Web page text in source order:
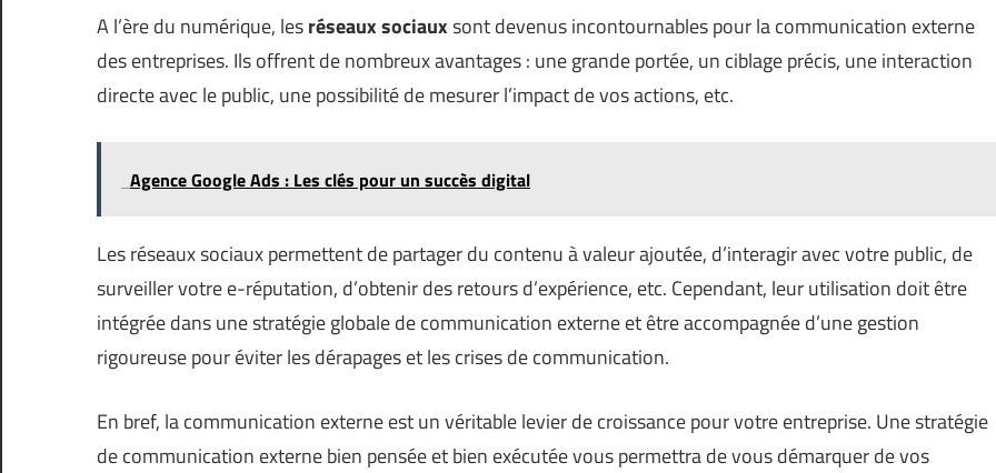
A l’ère du numérique, lesréseaux sociauxsont devenus incontournables pour la communication externe
des entreprises. Ils offrent de nombreux avantages : une grande portée, un ciblage précis, une interaction
directe avec le public, une possibilité de mesurer l’impact de vos actions, etc.
Agence Google Ads : Les clés pour un succès digital
Les réseaux sociaux permettent de partager du contenu à valeur ajoutée, d’interagir avec votre public, de
surveiller votre e-réputation, d’obtenir des retours d’expérience, etc. Cependant, leur utilisation doit être
intégrée dans une stratégie globale de communication externe et être accompagnée d’une gestion
rigoureuse pour éviter les dérapages et les crises de communication.
En bref, la communication externe est un véritable levier de croissance pour votre entreprise. Une stratégie
de communication externe bien pensée et bien exécutée vous permettra de vous démarquer de vos